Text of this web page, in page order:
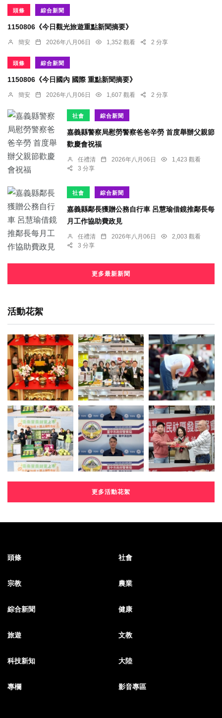
頭條 綜合新聞
1150806《今日觀光旅遊重點新聞摘要》
簡安 2026年八月06日 1,352 觀看 2 分享
頭條 綜合新聞
1150806《今日國內 國際 重點新聞摘要》
簡安 2026年八月06日 1,607 觀看 2 分享
社會 綜合新聞
嘉義縣警察局慰勞警察爸爸辛勞 首度舉辦父親節
歡慶會祝福
任禮清 2026年八月06日
1,423 觀看
3 分享
社會 綜合新聞
嘉義縣鄰長獲贈公務自行車 呂慧瑜借鏡推鄰長每
月工作協助費政見
任禮清 2026年八月06日
2,003 觀看
3 分享
更多最新新聞
活動花絮
更多活動花絮
頭條 社會
宗教 農業
綜合新聞 健康
旅遊 文教
科技新知 大陸
專欄 影音專區